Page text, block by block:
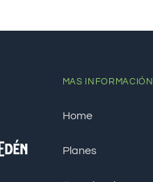
MAS INFORMACIÓN
Home
Planes